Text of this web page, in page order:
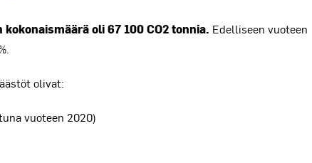
oli 67 100 CO2 tonnia. Edelliseen vuoteen
olivat:
vuoteen 2020)